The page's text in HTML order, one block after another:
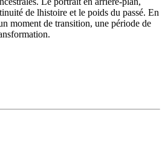
de lhistoire et le poids du passé. En
moment de transition, une période de